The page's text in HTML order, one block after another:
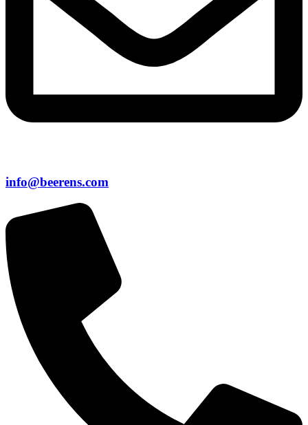
info@beerens.com